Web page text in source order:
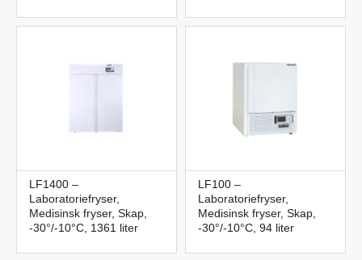
LF1400 –
Laboratoriefryser,
Medisinsk fryser, Skap,
-30°/-10°C, 1361 liter
LF100 –
Laboratoriefryser,
Medisinsk fryser, Skap,
-30°/-10°C, 94 liter